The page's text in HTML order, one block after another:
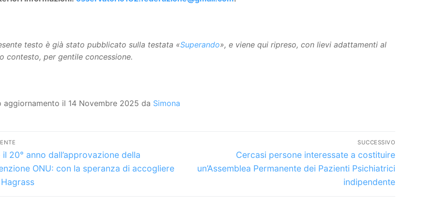
testo è già stato pubblicato sulla testata «Superando», e viene qui ripreso, con lievi adattamenti al
contesto, per gentile concessione.
aggiornamento il 14 Novembre 2025 da Simona
il 20° anno dall’approvazione della
ONU: con la speranza di accogliere
SUCCESSIVO
Articolo
successivo:
Cercasi persone interessate a costituire
un’Assemblea Permanente dei Pazienti Psichiatrici
indipendente